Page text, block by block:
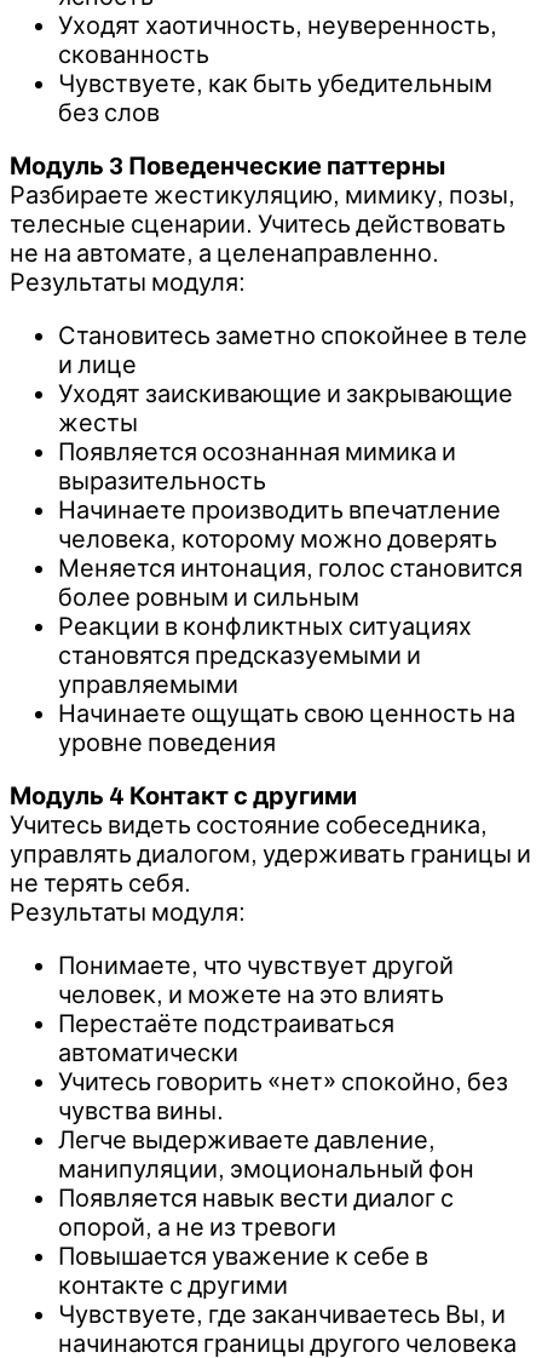
Уходят хаотичность, неуверенность,
скованность
Чувствуете, как быть убедительным
без слов
Модуль 3 Поведенческие паттерны
Разбираете жестикуляцию, мимику, позы,
телесные сценарии. Учитесь действовать
не на автомате, а целенаправленно.
Результаты модуля:
Становитесь заметно спокойнее в теле
и лице
Уходят заискивающие и закрывающие
жесты
Появляется осознанная мимика и
выразительность
Начинаете производить впечатление
человека, которому можно доверять
Меняется интонация, голос становится
более ровным и сильным
Реакции в конфликтных ситуациях
становятся предсказуемыми и
управляемыми
Начинаете ощущать свою ценность на
уровне поведения
Модуль 4 Контакт с другими
Учитесь видеть состояние собеседника,
управлять диалогом, удерживать границы и
не терять себя.
Результаты модуля:
Понимаете, что чувствует другой
человек, и можете на это влиять
Перестаёте подстраиваться
автоматически
Учитесь говорить «нет» спокойно, без
чувства вины.
Легче выдерживаете давление,
манипуляции, эмоциональный фон
Появляется навык вести диалог с
опорой, а не из тревоги
Повышается уважение к себе в
контакте с другими
Чувствуете, где заканчиваетесь Вы, и
начинаются границы другого человека